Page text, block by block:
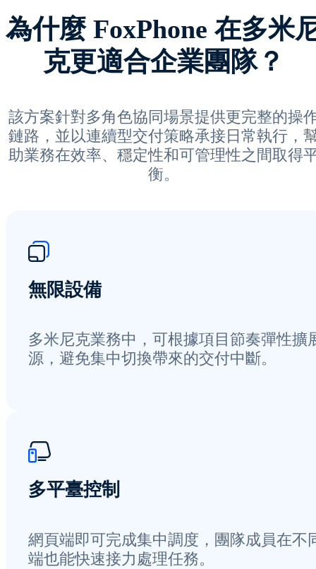
為什麼 FoxPhone 在多米
克更適合企業團隊？
該方案針對多角色協同場景提供更完整的操
鏈路，並以連續型交付策略承接日常執行，
助業務在效率、穩定性和可管理性之間取得
衡。
無限設備
多米尼克業務中，可根據項目節奏彈性擴
源，避免集中切換帶來的交付中斷。
多平臺控制
網頁端即可完成集中調度，團隊成員在不
端也能快速接力處理任務。